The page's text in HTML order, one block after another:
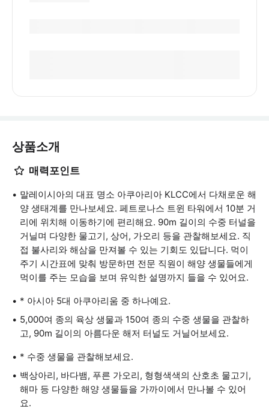
상품소개
매력포인트
말레이시아의 대표 명소 아쿠아리아 KLCC에서 다채로운 해
양 생태계를 만나보세요. 페트로나스 트윈 타워에서 10분 거
리에 위치해 이동하기에 편리해요. 90m 길이의 수중 터널을
거닐며 다양한 물고기, 상어, 가오리 등을 관찰해보세요. 직
접 불사리와 해삼을 만져볼 수 있는 기회도 있답니다. 먹이
주기 시간표에 맞춰 방문하면 전문 직원이 해양 생물들에게
먹이를 주는 모습을 보며 유익한 설명까지 들을 수 있어요.
* 아시아 5대 아쿠아리움 중 하나예요.
5,000여 종의 육상 생물과 150여 종의 수중 생물을 관찰하
고, 90m 길이의 아름다운 해저 터널도 거닐어보세요.
* 수중 생물을 관찰해보세요.
백상아리, 바다뱀, 푸른 가오리, 형형색색의 산호초 물고기,
해마 등 다양한 해양 생물들을 가까이에서 만나볼 수 있어
요.